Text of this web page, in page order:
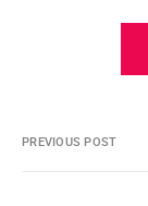
PREVIOUS POST